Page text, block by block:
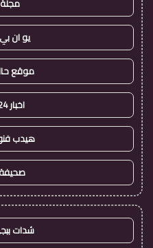
يو ان
موقع
اخبار 24 ساعة
هيدب
شدات